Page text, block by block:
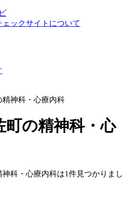
ェックサイトについて
精神科・心療内科
町の精神科・心
神科・心療内科は1件見つかりまし